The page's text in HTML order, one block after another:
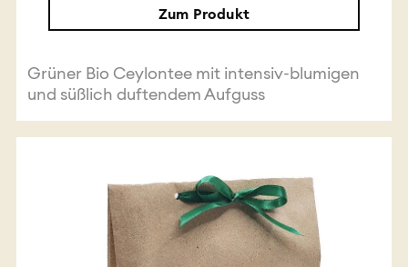
Zum Produkt
Grüner Bio Ceylontee mit intensiv-blumigen
und süßlich duftendem Aufguss